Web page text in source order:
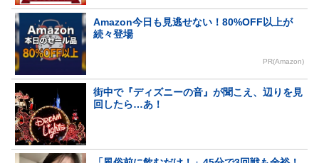
Amazon今日も見逃せない！80%OFF以上が
続々登場
PR(Amazon)
街中で『ディズニーの音』が聞こえ、辺りを見
回したら…あ！